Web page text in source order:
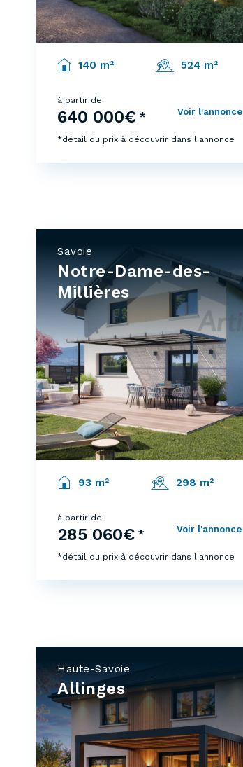
140 m² 524 m²
à partir de
640 000€ * Voir l'annonce
*détail du prix à découvrir dans l'annonce
Savoie
Notre-Dame-des-
Millières
93 m² 298 m²
à partir de
285 060€ * Voir l'annonce
*détail du prix à découvrir dans l'annonce
Haute-Savoie
Allinges